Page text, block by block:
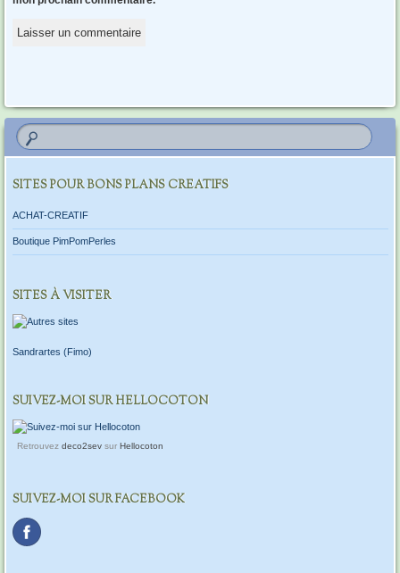
SITES POUR BONS PLANS CREATIFS
ACHAT-CREATIF
Boutique PimPomPerles
SITES À VISITER
Sandrartes (Fimo)
SUIVEZ-MOI SUR HELLOCOTON
Retrouvez deco2sevsur Hellocoton
SUIVEZ-MOI SUR FACEBOOK